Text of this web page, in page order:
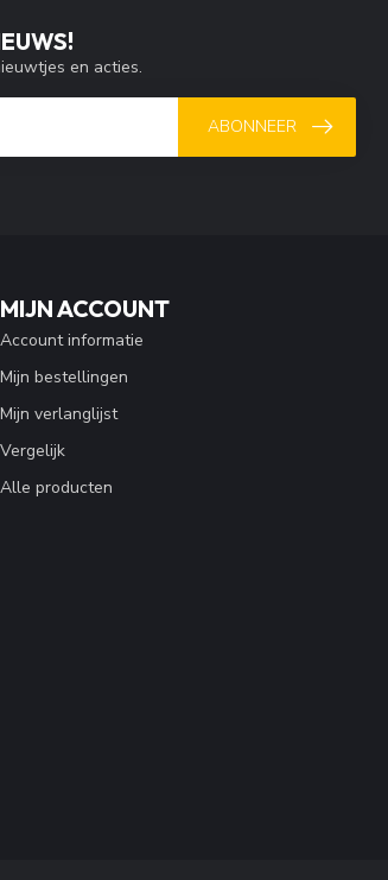
en acties.
ABONNEER
MIJN ACCOUNT
Account informatie
Mijn bestellingen
Mijn verlanglijst
Vergelijk
Alle producten